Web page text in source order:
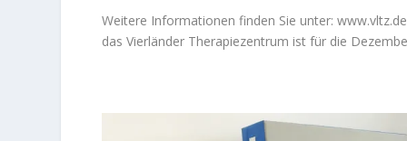
Weitere Informationen finden Sie unter: www.vltz.de
das Vierländer Therapiezentrum ist für die